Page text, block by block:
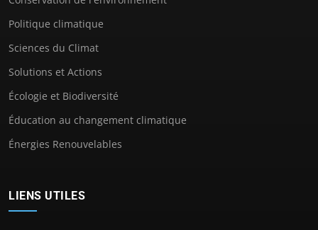
Politique climatique
Sciences du Climat
Solutions et Actions
Écologie et Biodiversité
Éducation au changement climatique
Énergies Renouvelables
LIENS UTILES